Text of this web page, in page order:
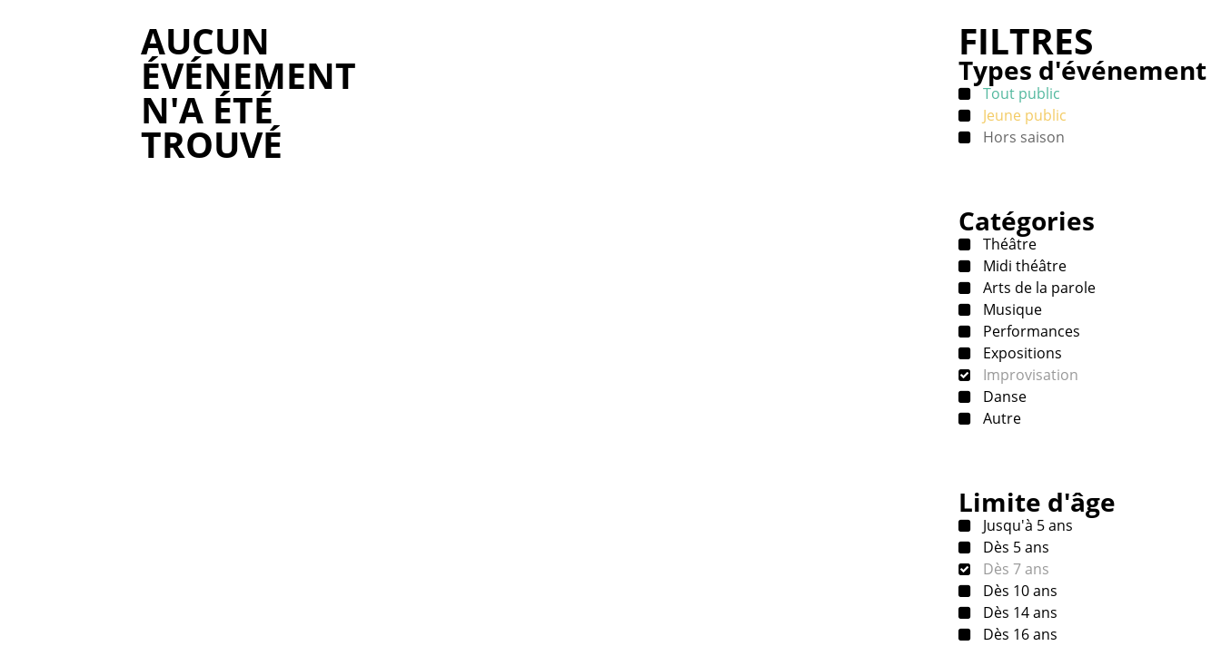
AUCUN
ÉVÉNEMENT
N'A ÉTÉ
TROUVÉ
FILTRES
Types d'événement
Tout public
Jeune public
Hors saison
Catégories
Théâtre
Midi théâtre
Arts de la parole
Musique
Performances
Expositions
Improvisation
Danse
Autre
Limite d'âge
Jusqu'à 5 ans
Dès 5 ans
Dès 7 ans
Dès 10 ans
Dès 14 ans
Dès 16 ans